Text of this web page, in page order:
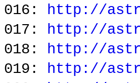
016: http://
017: http://
018: http://
019: http://